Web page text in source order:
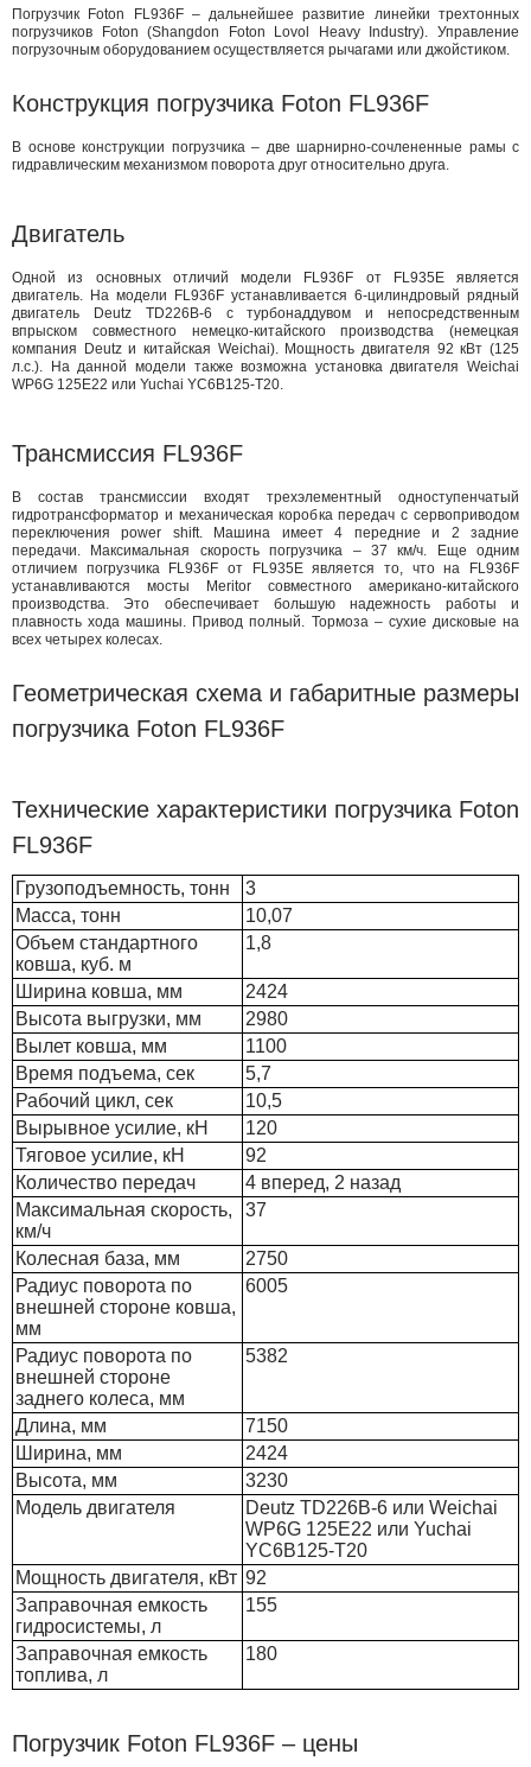
Погрузчик Foton FL936F – дальнейшее развитие линейки трехтонных
погрузчиков Foton (Shangdon Foton Lovol Heavy Industry). Управление
погрузочным оборудованием осуществляется рычагами или джойстиком.
Конструкция погрузчика Foton FL936F
В основе конструкции погрузчика – две шарнирно-сочлененные рамы с
гидравлическим механизмом поворота друг относительно друга.
Двигатель
Одной из основных отличий модели FL936F от FL935E является
двигатель. На модели FL936F устанавливается 6-цилиндровый рядный
двигатель Deutz TD226B-6 с турбонаддувом и непосредственным
впрыском совместного немецко-китайского производства (немецкая
компания Deutz и китайская Weichai). Мощность двигателя 92 кВт (125
л.с.). На данной модели также возможна установка двигателя Weichai
WP6G 125E22 или Yuchai YC6B125-T20.
Трансмиссия FL936F
В состав трансмиссии входят трехэлементный одноступенчатый
гидротрансформатор и механическая коробка передач с сервоприводом
переключения power shift. Машина имеет 4 передние и 2 задние
передачи. Максимальная скорость погрузчика – 37 км/ч. Еще одним
отличием погрузчика FL936F от FL935E является то, что на FL936F
устанавливаются мосты Meritor совместного американо-китайского
производства. Это обеспечивает большую надежность работы и
плавность хода машины. Привод полный. Тормоза – сухие дисковые на
всех четырех колесах.
Геометрическая схема и габаритные размеры
погрузчика Foton FL936F
Технические характеристики погрузчика Foton
FL936F
Грузоподъемность, тонн
3
Масса, тонн
10,07
Объем стандартного
ковша, куб. м
1,8
Ширина ковша, мм
2424
Высота выгрузки, мм
2980
Вылет ковша, мм
1100
Время подъема, сек
5,7
Рабочий цикл, сек
10,5
Вырывное усилие, кН
120
Тяговое усилие, кН
92
Количество передач
4 вперед, 2 назад
Максимальная скорость,
км/ч
37
Колесная база, мм
2750
Радиус поворота по
внешней стороне ковша,
мм
6005
Радиус поворота по
внешней стороне
заднего колеса, мм
5382
Длина, мм
7150
Ширина, мм
2424
Высота, мм
3230
Модель двигателя
Deutz TD226B-6 или Weichai
WP6G 125E22 или Yuchai
YC6B125-T20
Мощность двигателя, кВт 92
Заправочная емкость
гидросистемы, л
155
Заправочная емкость
топлива, л
180
Погрузчик Foton FL936F – цены